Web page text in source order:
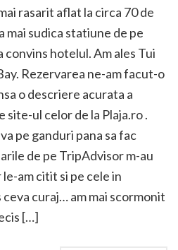
rasarit aflat la circa 70 de
mai sudica statiune de pe
hotelul. Am ales Tui
Rezervarea ne-am facut-o
o descriere acurata a
site-ul celor de la Plaja.ro .
pe ganduri pana sa fac
de pe TripAdvisor m-au
am citit si pe cele in
ceva curaj… am mai scormonit
[…]